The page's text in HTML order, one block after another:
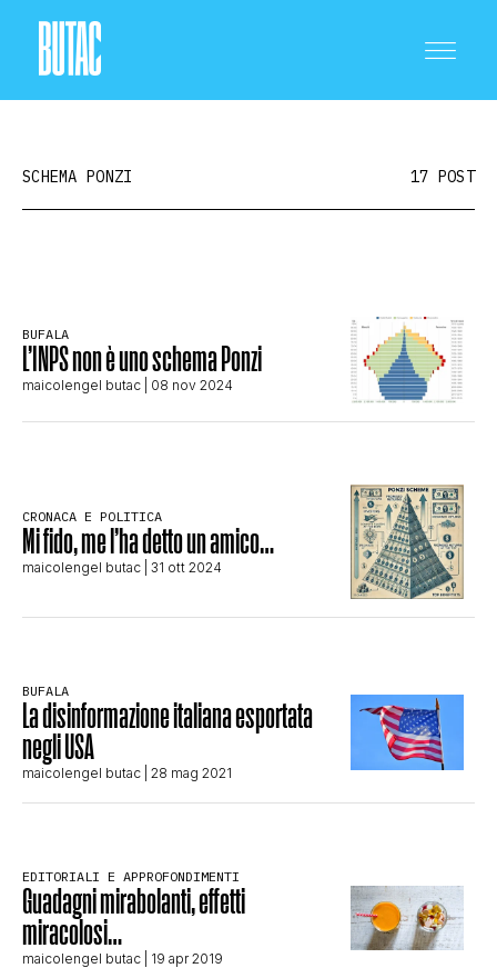
SCIENZA E TECNOLOGIA
STORIA E CITAZIONI
INTRATTENIMENTO
COMPLOTTI, LEGGENDE URBANE ED
EVERGREEN
TRUFFE E SOCIAL NETWORK
SCHEMA PONZI 17 POST
BUFALA
L’INPS non è uno schema Ponzi
maicolengel butac | 08 nov 2024
CRONACA E POLITICA
Mi fido, me l’ha detto un amico…
maicolengel butac | 31 ott 2024
BUFALA
La disinformazione italiana esportata
negli USA
maicolengel butac | 28 mag 2021
EDITORIALI E APPROFONDIMENTI
Guadagni mirabolanti, effetti
miracolosi…
maicolengel butac | 19 apr 2019